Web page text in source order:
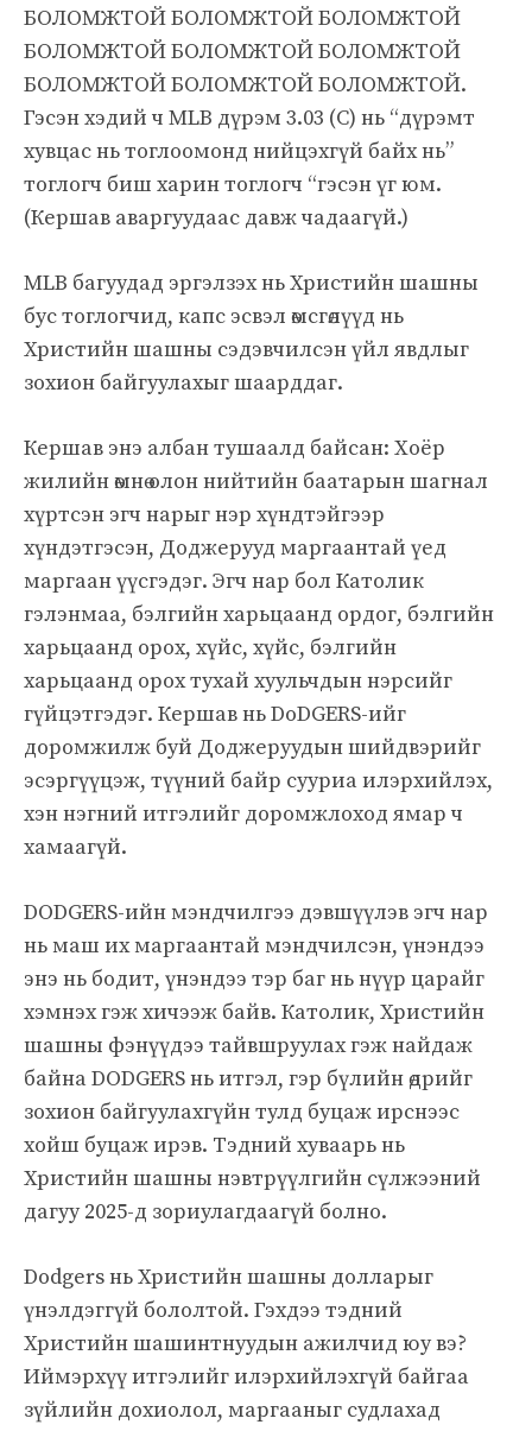
БОЛОМЖТОЙ БОЛОМЖТОЙ БОЛОМЖТОЙ
БОЛОМЖТОЙ БОЛОМЖТОЙ БОЛОМЖТОЙ
БОЛОМЖТОЙ БОЛОМЖТОЙ БОЛОМЖТОЙ.
Гэсэн хэдий ч MLB дүрэм 3.03 (C) нь “дүрэмт
хувцас нь тоглоомонд нийцэхгүй байх нь”
тоглогч биш харин тоглогч “гэсэн үг юм.
(Кершав аваргуудаас давж чадаагүй.)
MLB багуудад эргэлзэх нь Христийн шашны
бус тоглогчид, капс эсвэл өмсгөлүүд нь
Христийн шашны сэдэвчилсэн үйл явдлыг
зохион байгуулахыг шаарддаг.
Кершав энэ албан тушаалд байсан: Хоёр
жилийн өмнө олон нийтийн баатарын шагнал
хүртсэн эгч нарыг нэр хүндтэйгээр
хүндэтгэсэн, Доджерууд маргаантай үед
маргаан үүсгэдэг. Эгч нар бол Католик
гэлэнмаа, бэлгийн харьцаанд ордог, бэлгийн
харьцаанд орох, хүйс, хүйс, бэлгийн
харьцаанд орох тухай хуульчдын нэрсийг
гүйцэтгэдэг. Кершав нь DoDGERS-ийг
доромжилж буй Доджеруудын шийдвэрийг
эсэргүүцэж, түүний байр сууриа илэрхийлэх,
хэн нэгний итгэлийг доромжлоход ямар ч
хамаагүй.
DODGERS-ийн мэндчилгээ дэвшүүлэв эгч нар
нь маш их маргаантай мэндчилсэн, үнэндээ
энэ нь бодит, үнэндээ тэр баг нь нүүр царайг
хэмнэх гэж хичээж байв. Католик, Христийн
шашны фэнүүдээ тайвшруулах гэж найдаж
байна DODGERS нь итгэл, гэр бүлийн өдрийг
зохион байгуулахгүйн тулд буцаж ирснээс
хойш буцаж ирэв. Тэдний хуваарь нь
Христийн шашны нэвтрүүлгийн сүлжээний
дагуу 2025-д зориулагдаагүй болно.
Dodgers нь Христийн шашны долларыг
үнэлдэггүй бололтой. Гэхдээ тэдний
Христийн шашинтнуудын ажилчид юу вэ?
Иймэрхүү итгэлийг илэрхийлэхгүй байгаа
зүйлийн дохиолол, маргааныг судлахад